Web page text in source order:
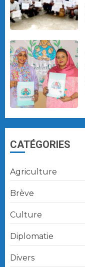
CATÉGORIES
Agriculture
Brève
Culture
Diplomatie
Divers